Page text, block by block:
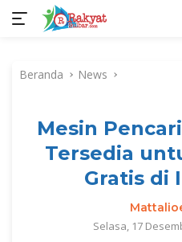
kontenBeranda News
Mesin
Tersedia
Gratis di
Selasa, 17